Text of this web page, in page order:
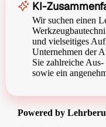
KI-
Wir suchen einen
und vielseitiges
Unternehmen der
Sie zahlreiche
sowie ein
Powered by